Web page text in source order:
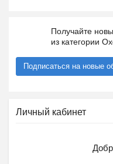
Получайте
из категории
Подписаться на новые
Личный кабинет